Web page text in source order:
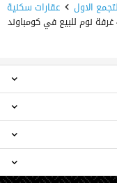
الاول عقارات سكنية
عقارات سكنية 4 غرفة نوم للبيع في كومباوند